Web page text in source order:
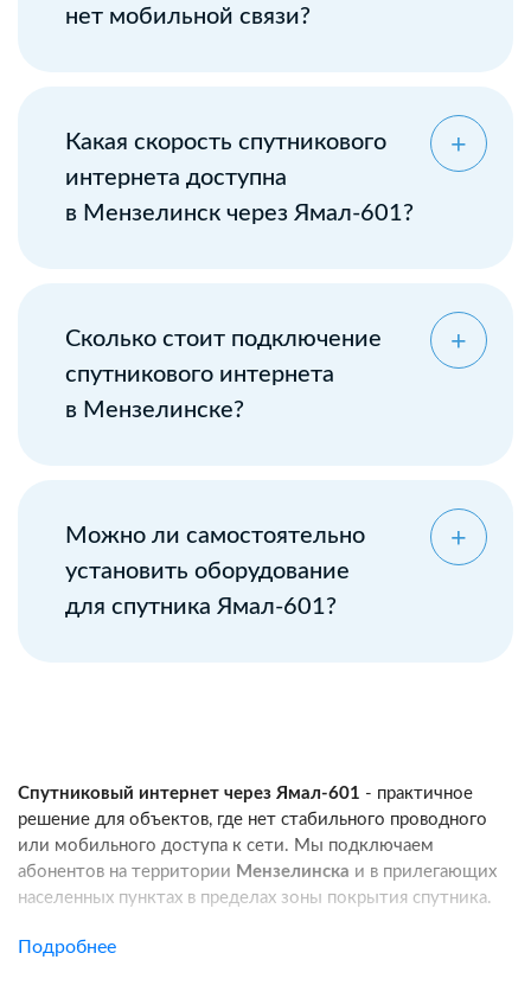
нет мобильной связи?
Какая скорость спутникового
интернета доступна
в Мензелинск через Ямал-601?
Сколько стоит подключение
спутникового интернета
в Мензелинске?
Можно ли самостоятельно
установить оборудование
для спутника Ямал-601?
Спутниковый интернет через Ямал-601 - практичное
решение для объектов, где нет стабильного проводного
или мобильного доступа к сети. Мы подключаем
абонентов на территории Мензелинска и в прилегающих
населенных пунктах в пределах зоны покрытия спутника.
Услуга подходит для частных домов, дач, фермерских
Подробнее